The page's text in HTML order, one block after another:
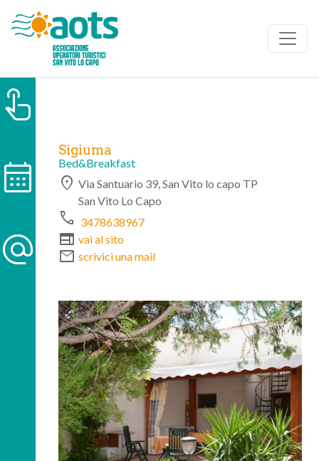
Sigiuma
Bed&Breakfast
location_on Via Santuario 39, San Vito lo capo TP
San Vito Lo Capo
phone 3478638967
web vai al sito
mail scrivici una mail
touch_app
calendar_month
alternate_email